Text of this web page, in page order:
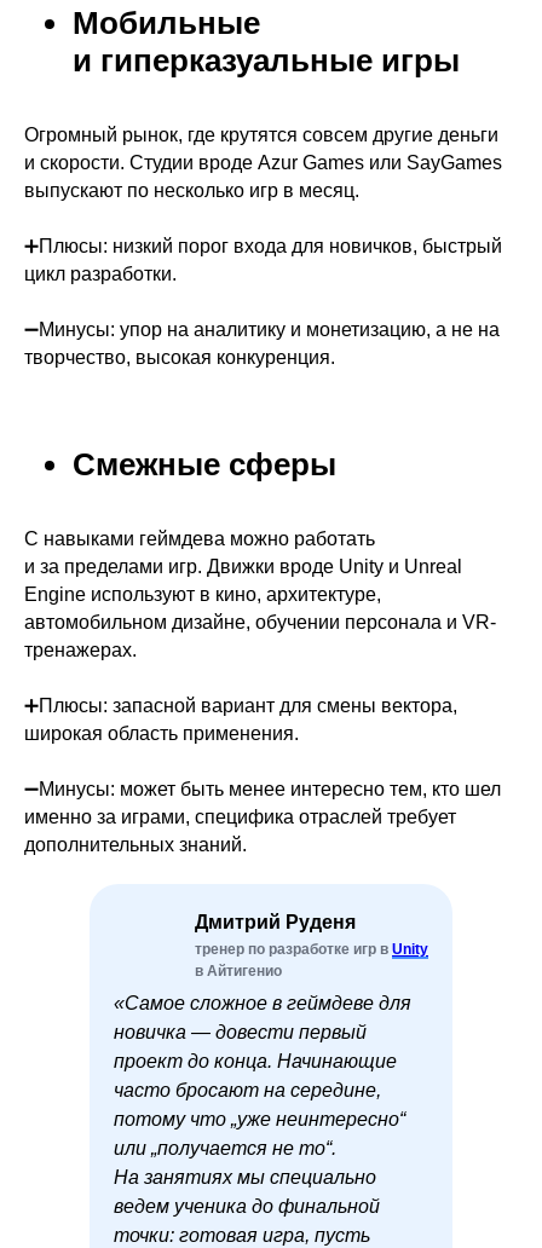
Мобильные
и гиперказуальные игры
Огромный рынок, где крутятся совсем другие деньги
и скорости. Студии вроде Azur Games или SayGames
выпускают по несколько игр в месяц.
➕Плюсы: низкий порог входа для новичков, быстрый
цикл разработки.
➖Минусы: упор на аналитику и монетизацию, а не на
творчество, высокая конкуренция.
Смежные сферы
С навыками геймдева можно работать
и за пределами игр. Движки вроде Unity и Unreal
Engine используют в кино, архитектуре,
автомобильном дизайне, обучении персонала и VR-
тренажерах.
➕Плюсы: запасной вариант для смены вектора,
широкая область применения.
➖Минусы: может быть менее интересно тем, кто шел
именно за играми, специфика отраслей требует
дополнительных знаний.
Дмитрий Руденя
тренер по разработке игр в Unity
в Айтигенио
«Самое сложное в геймдеве для
новичка — довести первый
проект до конца. Начинающие
часто бросают на середине,
потому что „уже неинтересно“
или „получается не то“.
На занятиях мы специально
ведем ученика до финальной
точки: готовая игра, пусть